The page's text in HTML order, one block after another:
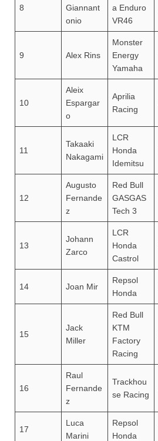
8
Giannant
onio
a Enduro
VR46
9 Alex Rins
Monster
Energy
Yamaha
10
Aleix
Espargar
o
Aprilia
Racing
11
Takaaki
Nakagami
LCR
Honda
Idemitsu
12
Augusto
Fernande
z
Red Bull
GASGAS
Tech 3
13
Johann
Zarco
LCR
Honda
Castrol
14 Joan Mir
Repsol
Honda
15
Jack
Miller
Red Bull
KTM
Factory
Racing
16
Raul
Fernande
z
Trackhou
se Racing
17
Luca
Marini
Repsol
Honda